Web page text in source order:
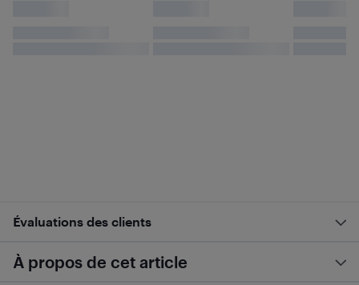
Évaluations des clients
À propos de cet article